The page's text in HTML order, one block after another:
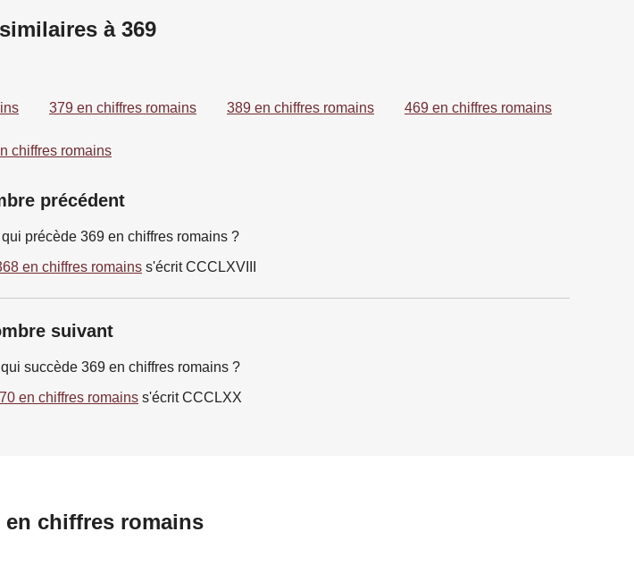
à 369
379 en chiffres romains 389 en chiffres romains 469 en chiffres romains
chiffres romains
précédent
précède 369 en chiffres romains ?
en chiffres romains s'écrit CCCLXVIII
suivant
succède 369 en chiffres romains ?
en chiffres romains s'écrit CCCLXX
en chiffres romains